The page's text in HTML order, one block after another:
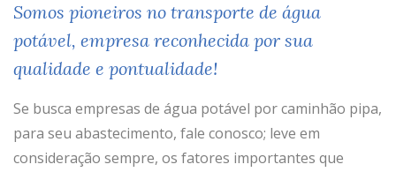
Somos pioneiros no transporte de água
potável, empresa reconhecida por sua
qualidade e pontualidade!
Se busca empresas de água potável por caminhão pipa,
para seu abastecimento, fale conosco; leve em
consideração sempre, os fatores importantes que